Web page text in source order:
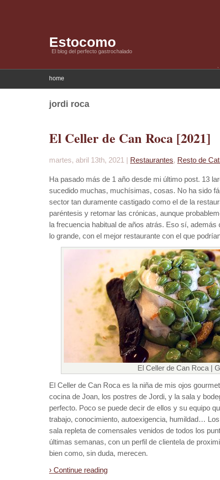
Estocomo
El blog del perfecto gastrochalado
home
jordi roca
El Celler de Can Roca [2021]
martes, abril 13th, 2021 | Restaurantes, Resto de
Ha pasado más de 1 año desde mi último post. 13
sucedido muchas, muchísimas, cosas. No ha sido
sector tan duramente castigado como el de la
paréntesis y retomar las crónicas, aunque
la frecuencia habitual de años atrás. Eso sí,
lo grande, con el mejor restaurante con el que
El Celler de Can Roca |
El Celler de Can Roca es la niña de mis ojos
cocina de Joan, los postres de Jordi, y la sala y
perfecto. Poco se puede decir de ellos y su equipo
trabajo, conocimiento, autoexigencia, humildad…
sala repleta de comensales venidos de todos los
últimas semanas, con un perfil de clientela de
bien como, sin duda, merecen.
› Continue reading